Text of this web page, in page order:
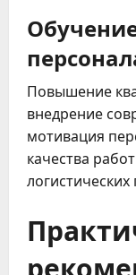
Повышение
внедрение
мотивация
качества